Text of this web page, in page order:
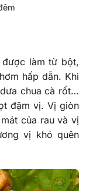
được làm từ bột,
hấp dẫn. Khi
chua cà rốt…
đậm vị. Vị giòn
của rau và vị
vị khó quên